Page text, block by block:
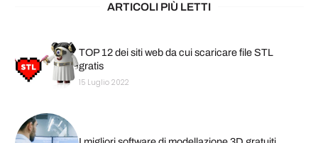
ARTICOLI PIÙ LETTI
TOP 12 dei siti web da cui scaricare file STL
gratis
15 Luglio 2022